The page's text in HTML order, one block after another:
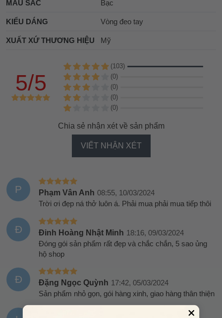
MÀU SẮC Bạc
KIỂU DÁNG Vòng đeo tay
XUẤT XỨ THƯƠNG HIỆU Mỹ
5/5
(103)
(0)
(0)
(0)
(0)
Chia sẻ nhận xét về sản phẩm
VIẾT NHẬN XÉT
P Phạm Vân Anh 08:55, 10/03/2024
Trời ơi đẹp ná thở luôn á. Phải mua phải mua tiếp thôi
Đ Đinh Hoàng Nhật Minh 18:16, 09/03/2024
Đóng gói sản phẩm rất đẹp và chắc chắn, 5 sao ủng
hộ shop
Đ Đặng Ngọc Quỳnh 17:42, 05/03/2024
Sản phẩm nhỏ gọn, gói hàng xinh, giao hàng thân thiện